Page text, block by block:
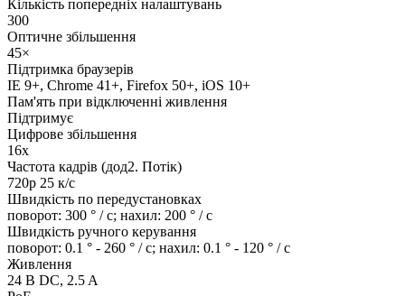
Кількість попередніх налаштувань
300
Оптичне збільшення
45×
Підтримка браузерів
IE 9+, Chrome 41+, Firefox 50+, iOS 10+
Пам'ять при відключенні живлення
Підтримує
Цифрове збільшення
16х
Частота кадрів (дод2. Потік)
720p 25 к/с
Швидкість по передустановках
поворот: 300 ° / с; нахил: 200 ° / с
Швидкість ручного керування
поворот: 0.1 ° - 260 ° / с; нахил: 0.1 ° - 120 ° / с
Живлення
24 В DC, 2.5 A